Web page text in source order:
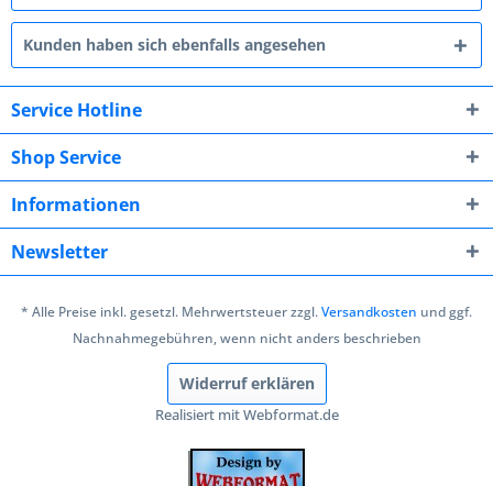
Kunden haben sich ebenfalls angesehen
Service Hotline
Shop Service
Informationen
Newsletter
* Alle Preise inkl. gesetzl. Mehrwertsteuer zzgl.Versandkosten und ggf.
Nachnahmegebühren, wenn nicht anders beschrieben
Widerruf erklären
Realisiert mit Webformat.de